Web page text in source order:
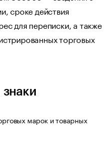
сроке действия
для переписки, а также
торговых
марок и товарных